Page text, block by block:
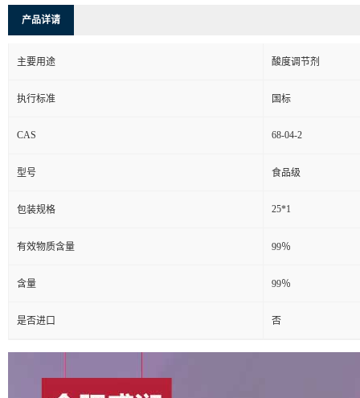
产品详请
主要用途 酸度调节剂
执行标准 国标
CAS 68-04-2
型号 食品级
包装规格 25*1
有效物质含量 99％
含量 99％
是否进口 否